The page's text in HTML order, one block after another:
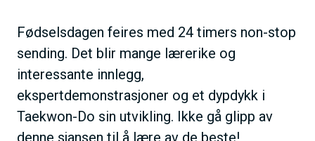
Fødselsdagen feires med 24 timers non-stop
sending. Det blir mange lærerike og
interessante innlegg,
ekspertdemonstrasjoner og et dypdykk i
Taekwon-Do sin utvikling. Ikke gå glipp av
denne sjansen til å lære av de beste!